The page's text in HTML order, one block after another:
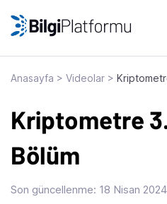
Anasayfa > Videolar >
Kriptometre
Bölüm
Son güncellenme: 18 Nisan 2024